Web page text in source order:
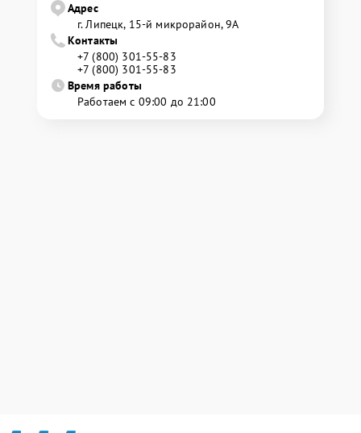
Адрес
г. Липецк, 15-й микрорайон, 9А
Контакты
+7 (800) 301-55-83
+7 (800) 301-55-83
Время работы
Работаем с 09:00 до 21:00